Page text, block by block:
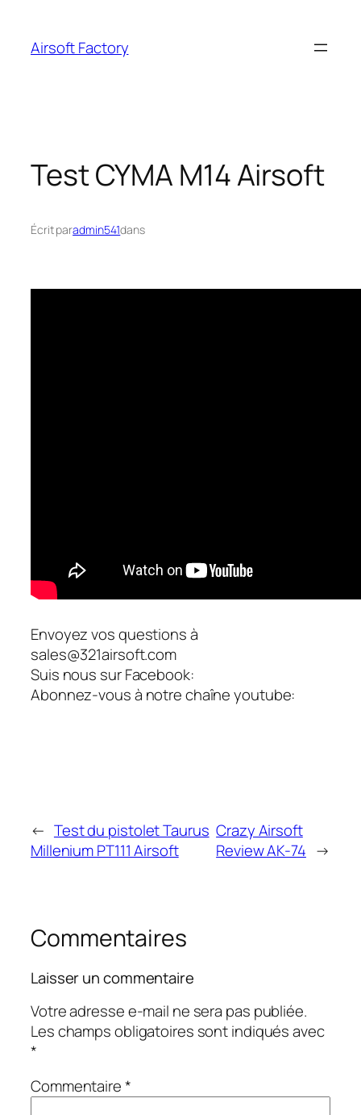
contenu
Airsoft Factory
Test CYMA M14 Airsoft
Écrit paradmin541dans
Envoyez vos questions à
sales@321airsoft.com
Suis nous sur Facebook:
Abonnez-vous à notre chaîne youtube:
← Test du pistolet Taurus
Millenium PT111 Airsoft
Crazy Airsoft
Review AK-74 →
Commentaires
Laisser un commentaire
Votre adresse e-mail ne sera pas publiée.
Les champs obligatoires sont indiqués avec
*
Commentaire*